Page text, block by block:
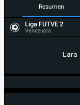
Resumen
Liga FUTVE 2
Venezuela
Lara